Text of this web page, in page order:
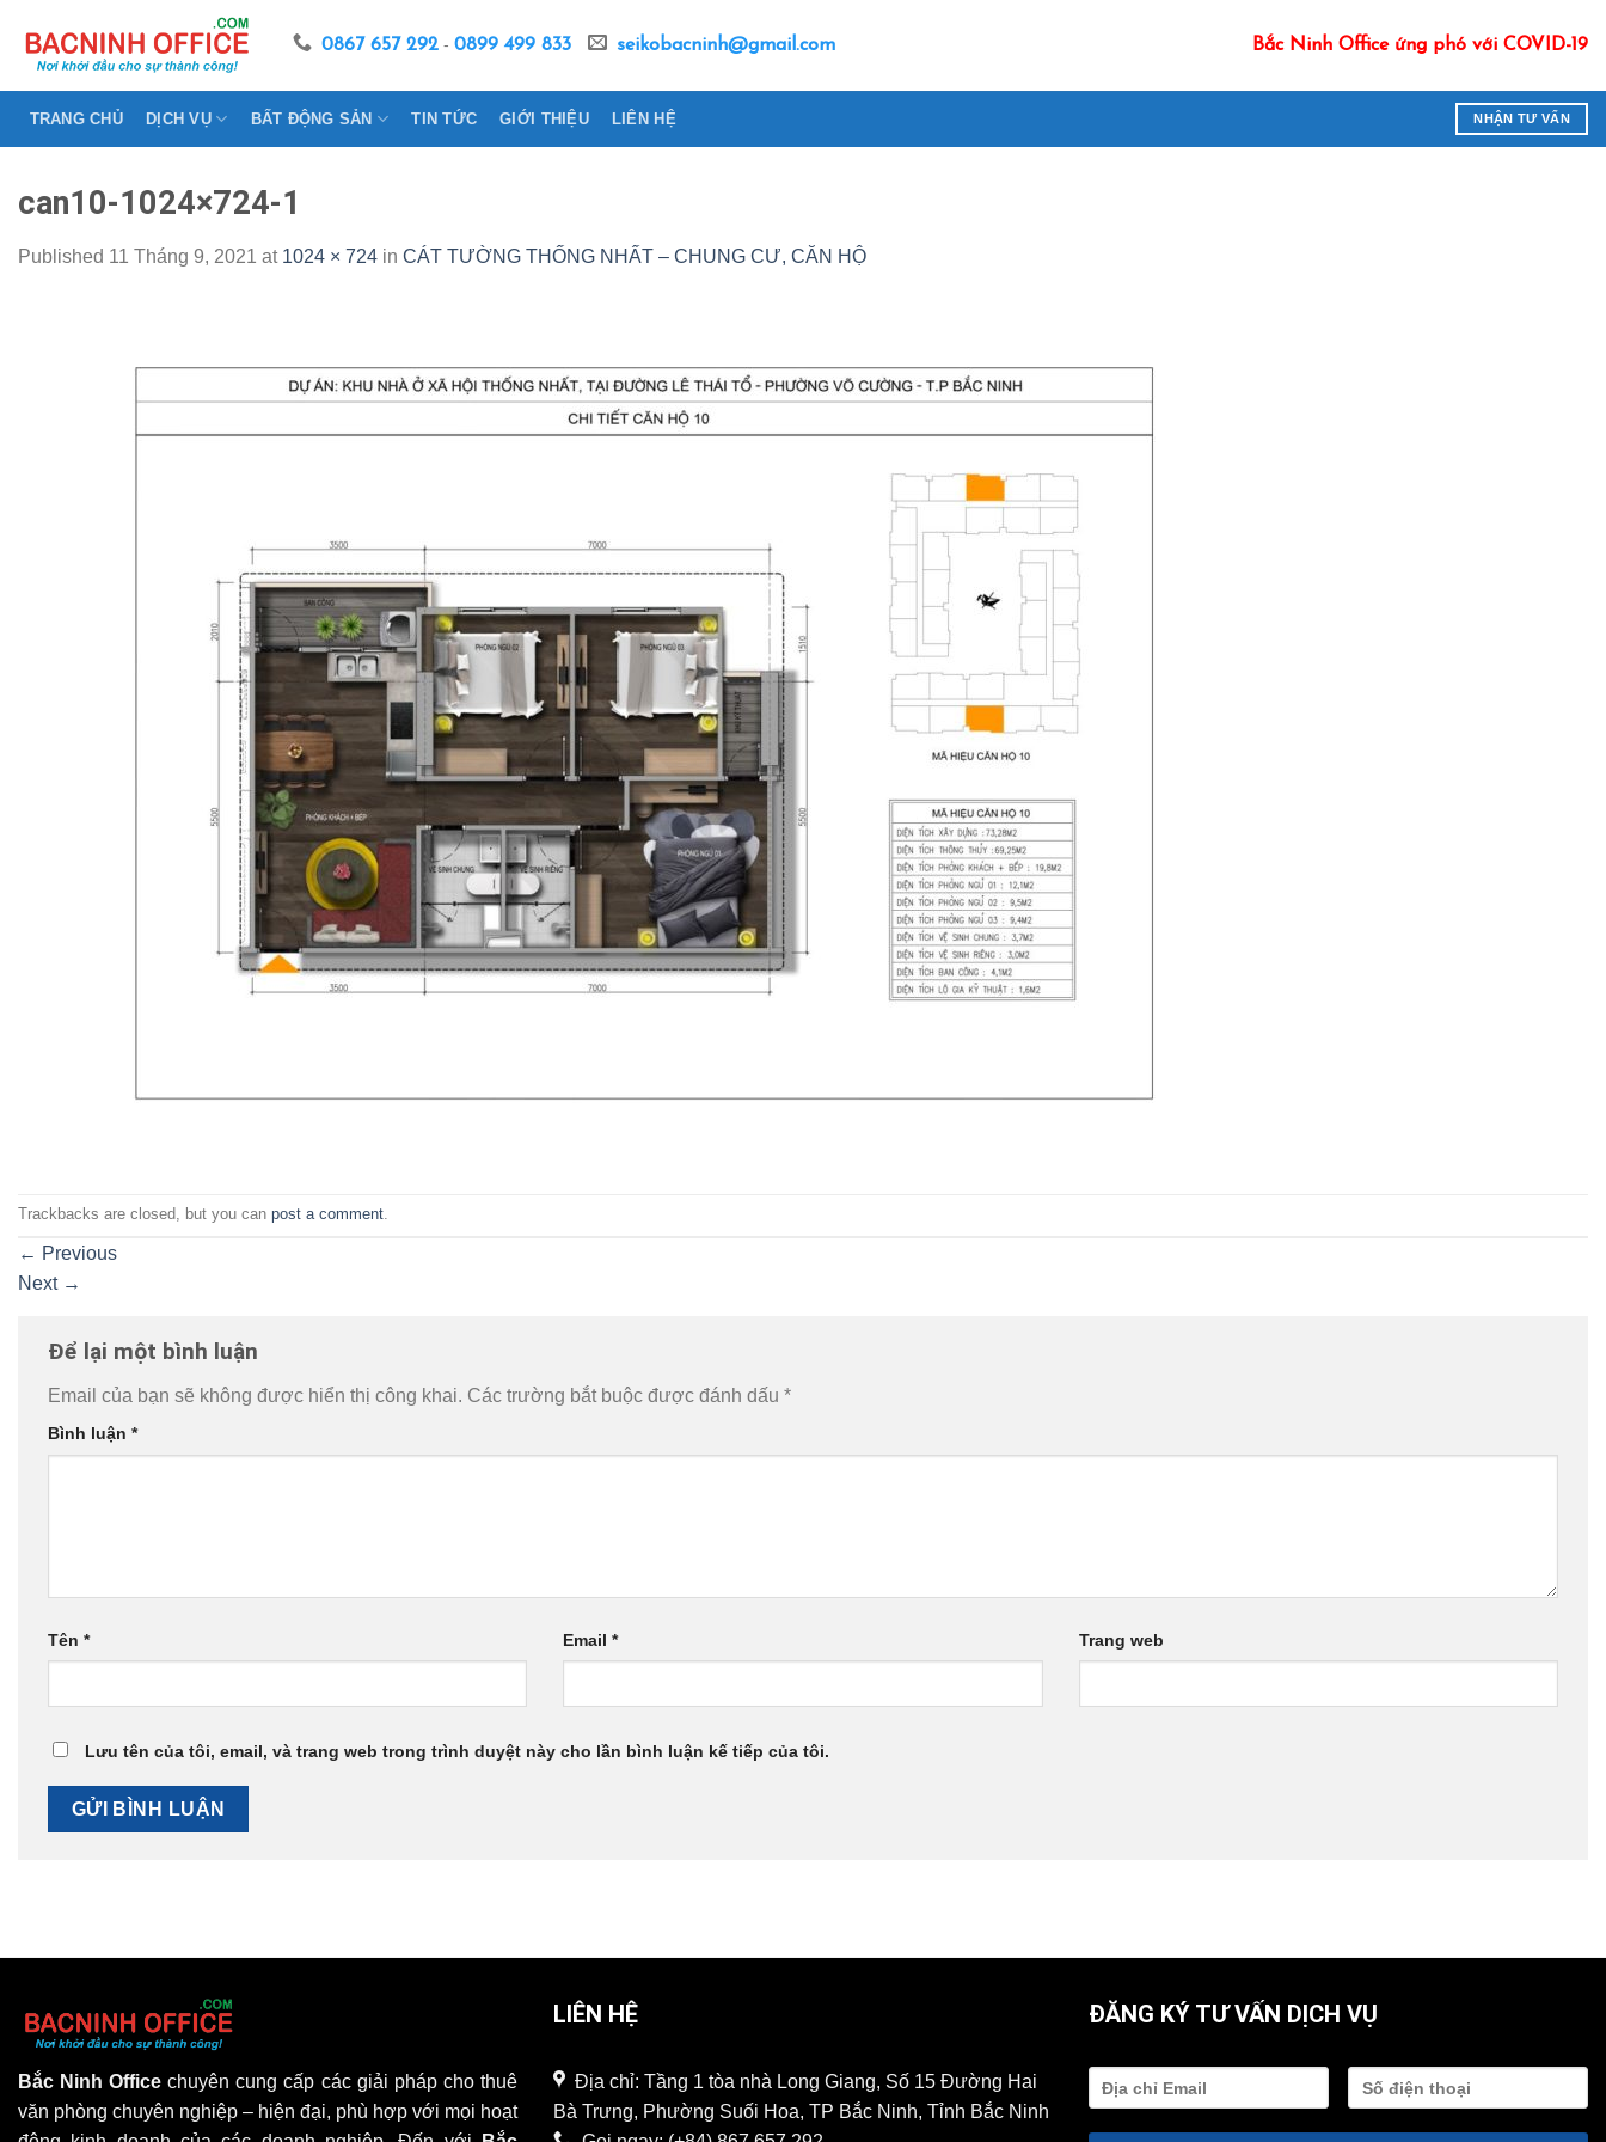
content
0867 657 292 - 0899 499 833 seikobacninh@gmail.com Bắc Ninh Office ứng phó với COVID-19
TRANG CHỦ DỊCH VỤ BẤT ĐỘNG SẢN TIN TỨC GIỚI THIỆU LIÊN HỆ NHẬN TƯ VẤN
can10-1024×724-1
Published 11 Tháng 9, 2021 at 1024 × 724 in CÁT TƯỜNG THỐNG NHẤT – CHUNG CƯ, CĂN HỘ
Trackbacks are closed, but you can post a comment
← Previous
Next →
Để lại một bình luận
Email của bạn sẽ không được hiển thị công khai. Các trường bắt buộc được đánh dấu *
Bình luận *
Tên * Email* Trang web
Lưu tên của tôi, email, và trang web trong trình duyệt này cho lần bình luận kế tiếp của tôi.
Bắc Ninh Office chuyên cung cấp các giải pháp cho thuê
văn phòng chuyên nghiệp – hiện đại, phù hợp với mọi hoạt
LIÊN HỆ
Địa chỉ: Tầng 1 tòa nhà Long Giang, Số 15 Đường Hai
Bà Trưng, Phường Suối Hoa, TP Bắc Ninh, Tỉnh Bắc Ninh
ĐĂNG KÝ TƯ VẤN DỊCH VỤ